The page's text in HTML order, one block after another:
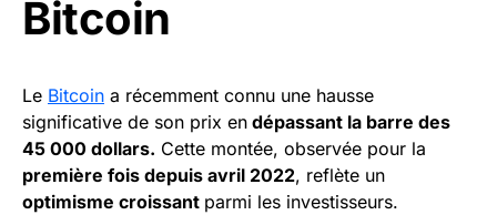
Bitcoin
Le Bitcoin a récemment connu une hausse
significative de son prix en dépassant la barre des
45 000 dollars. Cette montée, observée pour la
première fois depuis avril 2022, reflète un
optimisme croissant parmi les investisseurs.